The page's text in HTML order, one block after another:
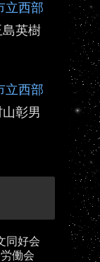
立西部
島英樹
立西部
山彰男
同好会
働会